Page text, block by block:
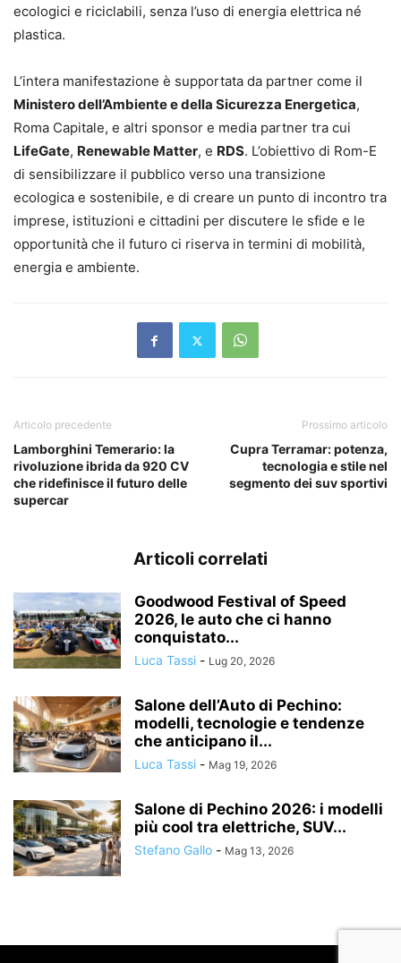
ecologici e riciclabili, senza l’uso di energia elettrica né
plastica.
L’intera manifestazione è supportata da partner come il
Ministero dell’Ambiente e della Sicurezza Energetica,
Roma Capitale, e altri sponsor e media partner tra cui
LifeGate, Renewable Matter, e RDS. L’obiettivo di Rom-E
di sensibilizzare il pubblico verso una transizione
ecologica e sostenibile, e di creare un punto di incontro tra
imprese, istituzioni e cittadini per discutere le sfide e le
opportunità che il futuro ci riserva in termini di mobilità,
energia e ambiente.
Articolo precedente
Lamborghini Temerario: la
rivoluzione ibrida da 920 CV
che ridefinisce il futuro delle
supercar
Prossimo articolo
Cupra Terramar: potenza,
tecnologia e stile nel
segmento dei suv sportivi
Articoli correlati
Goodwood Festival of Speed
2026, le auto che ci hanno
conquistato...
Luca Tassi - Lug 20, 2026
Salone dell’Auto di Pechino:
modelli, tecnologie e tendenze
che anticipano il...
Luca Tassi - Mag 19, 2026
Salone di Pechino 2026: i modelli
più cool tra elettriche, SUV...
Stefano Gallo - Mag 13, 2026